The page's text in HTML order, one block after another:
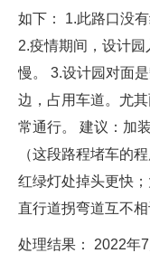
如下： 1.此路口没
2.疫情期间，设计
慢。 3.设计园对面
边，占用车道。尤
常通行。 建议：加
（这段路程堵车的
红绿灯处掉头更快
直行道拐弯道互不相
处理结果： 2022年